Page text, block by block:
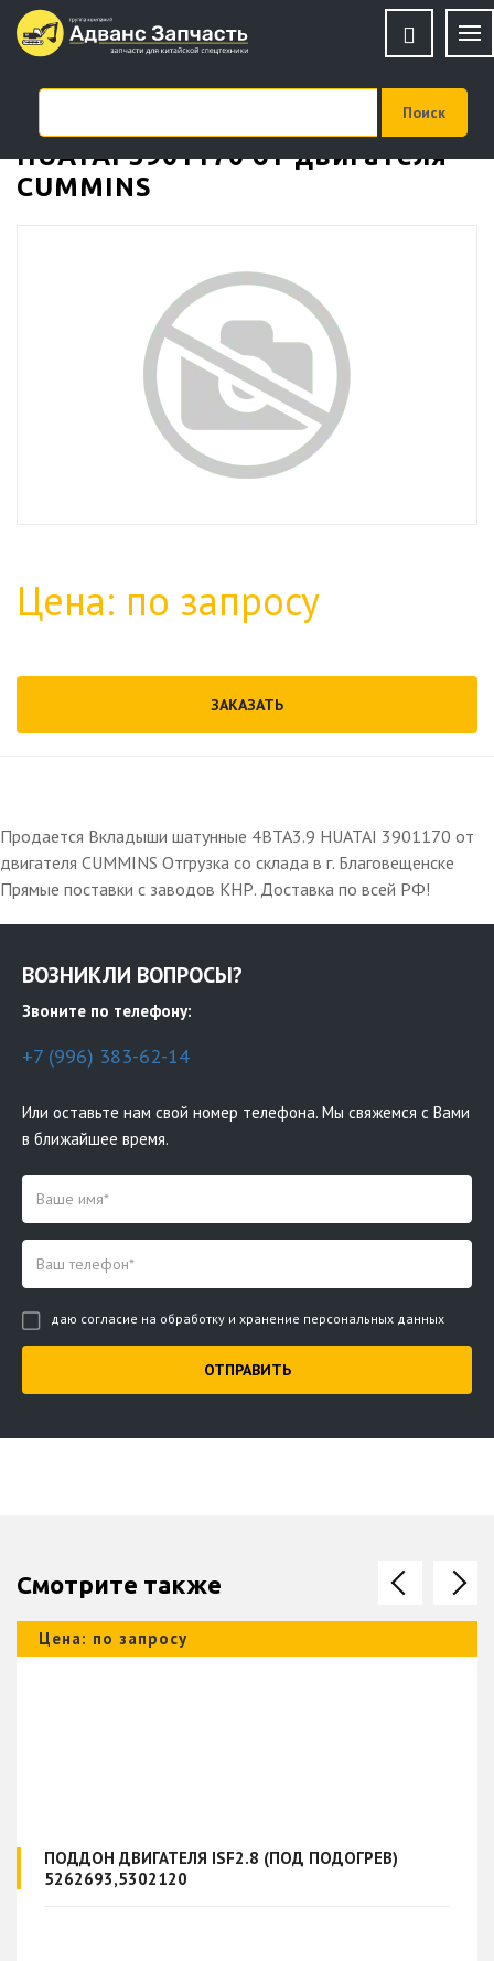
Вкладыши шатунные 4BTA3.9
HUATAI 3901170 от двигателя
CUMMINS
Цена: по запросу
ЗАКАЗАТЬ
Продается Вкладыши шатунные 4BTA3.9 HUATAI 3901170 от
двигателя CUMMINS Отгрузка со склада в г. Благовещенске
Прямые поставки с заводов КНР. Доставка по всей РФ!
ВОЗНИКЛИ ВОПРОСЫ?
Звоните по телефону:
+7 (996) 383-62-14
Или оставьте нам свой номер телефона. Мы свяжемся с Вами
в ближайшее время.
даю согласие на обработку и хранение персональных данных
Смотрите также
Цена: по запросу
ПОДДОН ДВИГАТЕЛЯ ISF2.8 (ПОД ПОДОГРЕВ)
5262693,5302120